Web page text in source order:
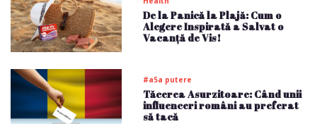
De la Panică la Plajă: Cum o
Alegere Inspirată a Salvat o
Vacanță de Vis!
#a5a putere
Tăcerea Asurzitoare: Când unii
influenceri români au preferat
să tacă